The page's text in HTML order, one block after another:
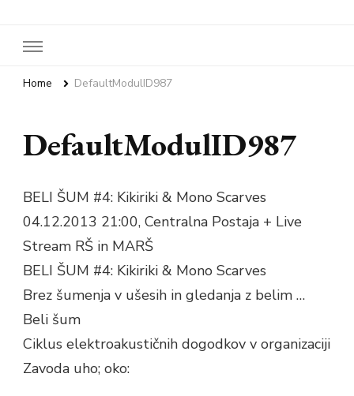
Home DefaultModulID987
DefaultModulID987
BELI ŠUM #4: Kikiriki & Mono Scarves
04.12.2013 21:00, Centralna Postaja + Live
Stream RŠ in MARŠ
BELI ŠUM #4: Kikiriki & Mono Scarves
Brez šumenja v ušesih in gledanja z belim …
Beli šum
Ciklus elektroakustičnih dogodkov v organizaciji
Zavoda uho; oko: